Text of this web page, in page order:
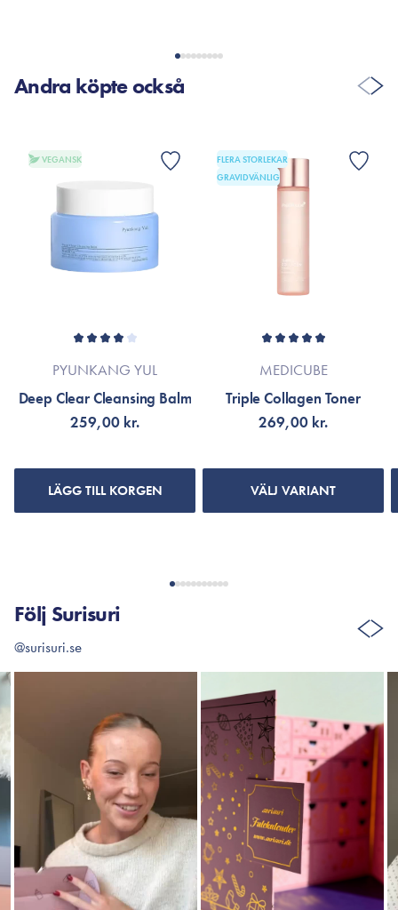
Andra köpte också
VEGANSK
PYUNKANG YUL
Deep Clear Cleansing Balm
259,00 kr.
LÄGG TILL KORGEN
FLERA STORLEKAR
GRAVIDVÄNLIG
MEDICUBE
Triple Collagen Toner
269,00 kr.
VÄLJ VARIANT
Följ Surisuri
@surisuri.se